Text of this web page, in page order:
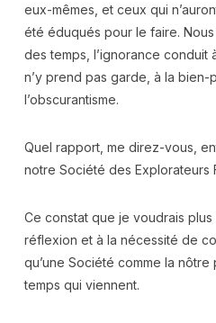
eux-mêmes, et ceux qui
été éduqués pour le faire.
des temps, l’ignorance conduit
n’y prend pas garde, à la bien-
l’obscurantisme.
Quel rapport, me direz-vous,
notre Société des Explorateurs
Ce constat que je voudrais plus
réflexion et à la nécessité de
qu’une Société comme la
temps qui viennent.